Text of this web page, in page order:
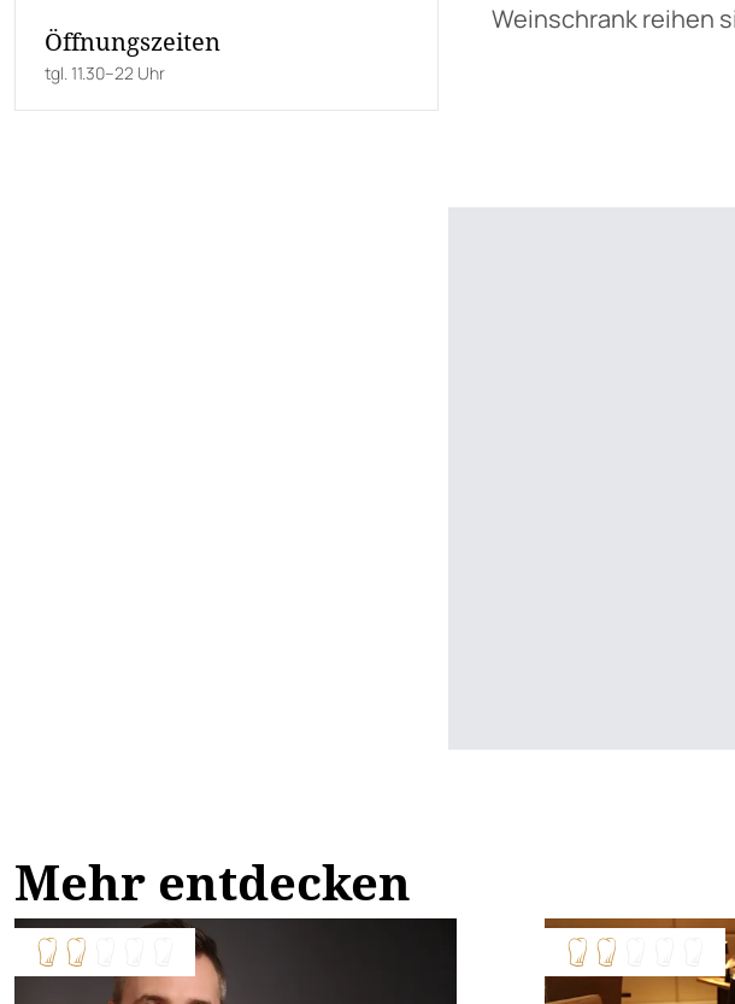
Öffnungszeiten
tgl. 11.30–22 Uhr
Weinschrank reihen
Mehr entdecken